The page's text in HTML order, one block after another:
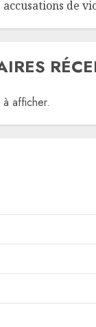
de
afficher.